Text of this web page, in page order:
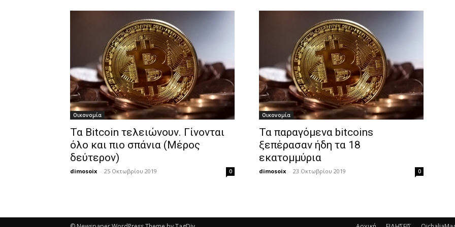
Οικονομία
Τα Bitcoin τελειώνουν. Γίνονται
όλο και πιο σπάνια (Μέρος
δεύτερον)
dimosoix - 25 Οκτωβρίου 2019 0
Οικονομία
Τα παραγόμενα bitcoins
ξεπέρασαν ήδη τα 18
εκατομμύρια
dimosoix - 23 Οκτωβρίου 2019 0